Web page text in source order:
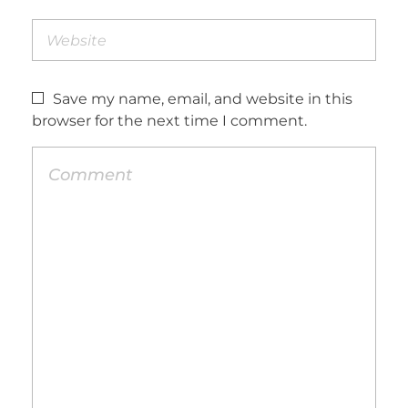
Save my name, email, and website in this
browser for the next time I comment.